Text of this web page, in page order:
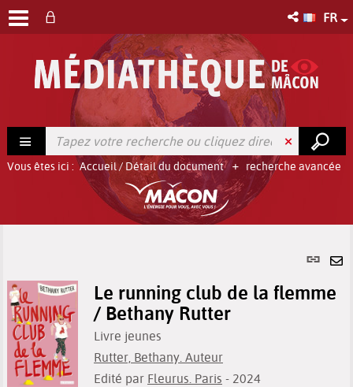
FR
recherche avancée
Vous êtes ici : Accueil/ Détail du document
Lien
Le running club de la flemme
/ Bethany Rutter
Livre jeunes
Rutter, Bethany. Auteur
Edité par Fleurus. Paris - 2024